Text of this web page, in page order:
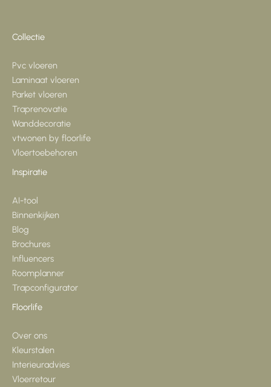
Collectie
Pvc vloeren
Laminaat vloeren
Parket vloeren
Traprenovatie
Wanddecoratie
vtwonen by floorlife
Vloertoebehoren
Inspiratie
AI-tool
Binnenkijken
Blog
Brochures
Influencers
Roomplanner
Trapconfigurator
Floorlife
Over ons
Kleurstalen
Interieuradvies
Vloerretour